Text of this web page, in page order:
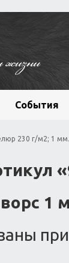
События
230 г/м2; 1
1